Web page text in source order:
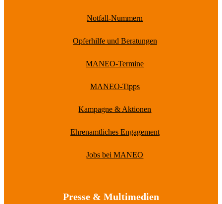
Notfall-Nummern
Opferhilfe und Beratungen
MANEO-Termine
MANEO-Tipps
Kampagne & Aktionen
Ehrenamtliches Engagement
Jobs bei MANEO
Presse & Multimedien